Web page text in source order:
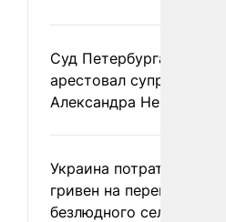
Суд Петербурга заочно
арестовал супругу
Александра Невзорова
Украина потратила 1
гривен на
безлюдного села